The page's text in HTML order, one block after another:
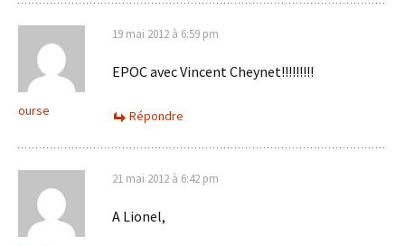
ourse
19 mai 2012 à 6:59 pm
EPOC avec Vincent Cheynet!!!!!!!!!
Répondre
21 mai 2012 à 6:42 pm
A Lionel,